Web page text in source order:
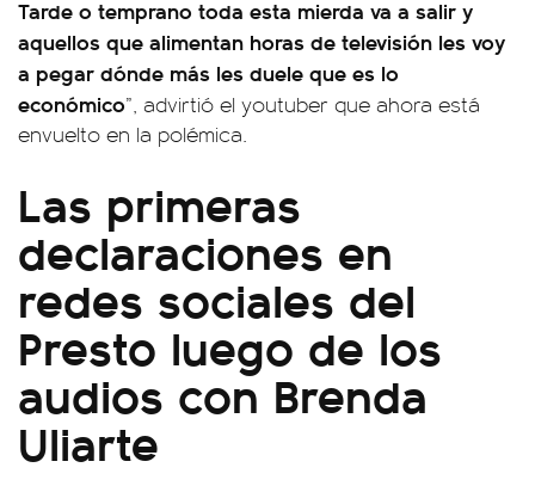
Tarde o temprano toda esta mierda va a salir y
aquellos que alimentan horas de televisión les voy
a pegar dónde más les duele que es lo
económico”, advirtió el youtuber que ahora está
envuelto en la polémica.
Las primeras
declaraciones en
redes sociales del
Presto luego de los
audios con Brenda
Uliarte